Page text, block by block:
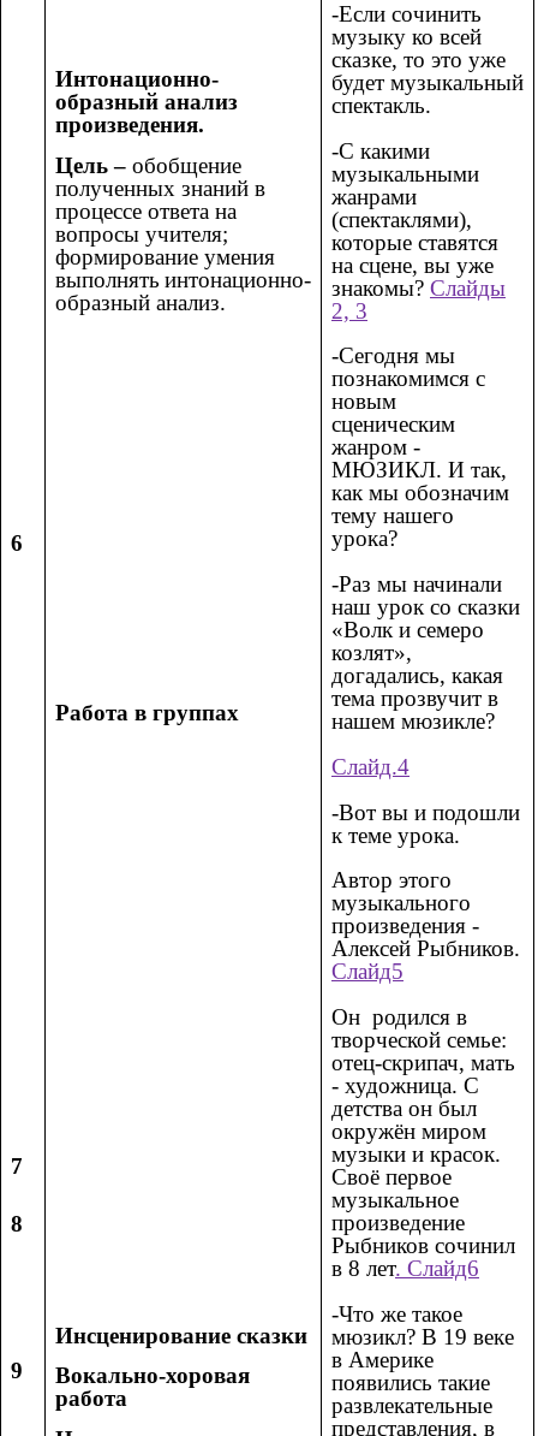
6
7
8
9
Интонационно-
образный анализ
произведения.
Цель – обобщение
полученных знаний в
процессе ответа на
вопросы учителя;
формирование умения
выполнять интонационно-
образный анализ.
Работа в группах
Инсценирование сказки
Вокально-хоровая
работа
-Если сочинить
музыку ко всей
сказке, то это уже
будет музыкальный
спектакль.
-С какими
музыкальными
жанрами
(спектаклями),
которые ставятся
на сцене, вы уже
знакомы? Слайды
2, 3
-Сегодня мы
познакомимся с
новым
сценическим
жанром -
МЮЗИКЛ. И так,
как мы обозначим
тему нашего
урока?
-Раз мы начинали
наш урок со сказки
«Волк и семеро
козлят»,
догадались, какая
тема прозвучит в
нашем мюзикле?
Слайд.4
-Вот вы и подошли
к теме урока.
Автор этого
музыкального
произведения -
Алексей Рыбников.
Слайд5
Он родился в
творческой семье:
отец-скрипач, мать
- художница. С
детства он был
окружён миром
музыки и красок.
Своё первое
музыкальное
произведение
Рыбников сочинил
в 8 лет. Слайд6
-Что же такое
мюзикл? В 19 веке
в Америке
появились такие
развлекательные
представления, в